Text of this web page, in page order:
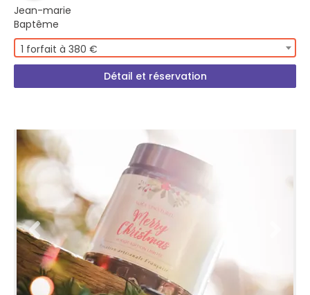
Jean-marie
Baptême
1 forfait à 380 €
Détail et réservation